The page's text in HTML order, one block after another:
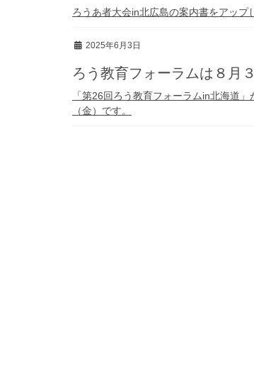
ろうあ者大会in北広島の案内書をアッ
2025年6月3日
ろう教育フォーラムは８月
「第26回ろう教育フォーラムin北海道
（金）です。